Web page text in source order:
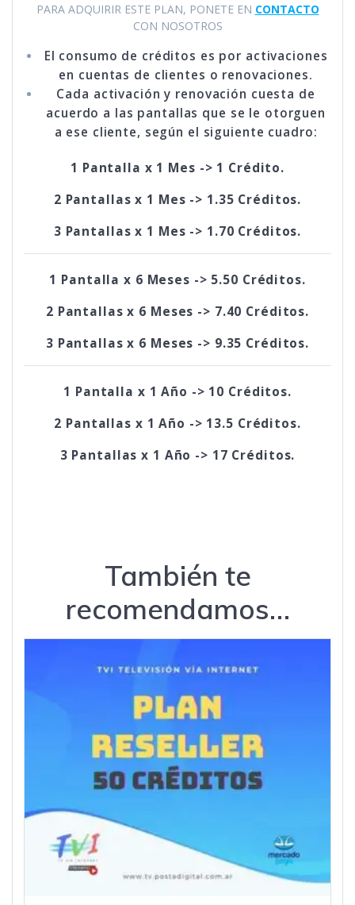
PARA ADQUIRIR ESTE PLAN, PONETE EN CONTACTO
CON NOSOTROS
El consumo de créditos es por activaciones
en cuentas de clientes o renovaciones.
Cada activación y renovación cuesta de
acuerdo a las pantallas que se le otorguen
a ese cliente, según el siguiente cuadro:
1 Pantalla x 1 Mes -> 1 Crédito.
2 Pantallas x 1 Mes -> 1.35 Créditos.
3 Pantallas x 1 Mes -> 1.70 Créditos.
1 Pantalla x 6 Meses -> 5.50 Créditos.
2 Pantallas x 6 Meses -> 7.40 Créditos.
3 Pantallas x 6 Meses -> 9.35 Créditos.
1 Pantalla x 1 Año -> 10 Créditos.
2 Pantallas x 1 Año -> 13.5 Créditos.
3 Pantallas x 1 Año -> 17 Créditos.
También te
recomendamos…